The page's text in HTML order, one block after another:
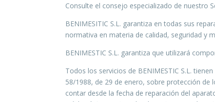
Consulte el consejo especializado de nuestro
BENIMESITIC S.L. garantiza en todas sus
normativa en materia de calidad, seguridad y
BENIMESTIC S.L. garantiza que utilizará
Todos los servicios de BENIMESTIC S.L.
58/1988, de 29 de enero, sobre protección
contar desde la fecha de reparación del